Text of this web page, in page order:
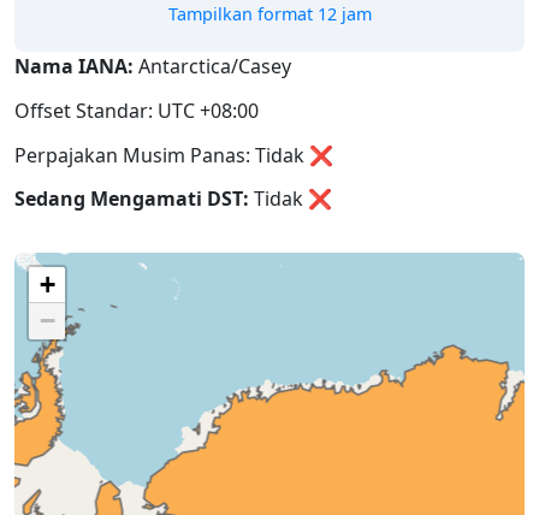
Tampilkan format 12 jam
Nama IANA: Antarctica/Casey
Offset Standar: UTC +08:00
Perpajakan Musim Panas: Tidak ❌
Sedang Mengamati DST: Tidak ❌
+
−